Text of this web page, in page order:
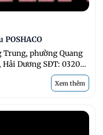
POSHACO
Trung, phường Quang
SĐT: 0320
Xem thêm